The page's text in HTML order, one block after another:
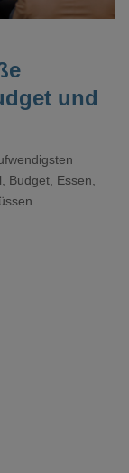
und
Budget, Essen,
ist und trotzdem